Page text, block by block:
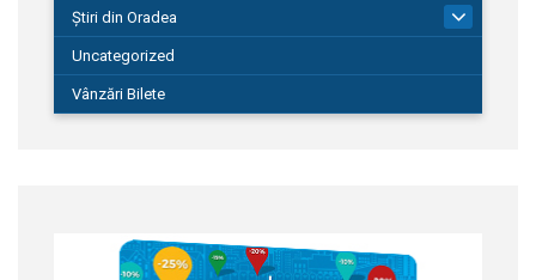
Știri din Oradea
Uncategorized
Vânzări Bilete